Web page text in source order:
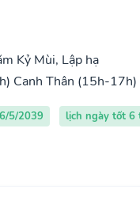
Kỷ Mùi, Lập hạ
Canh Thân (15h-17h)
5/2039
lịch ngày tốt 6